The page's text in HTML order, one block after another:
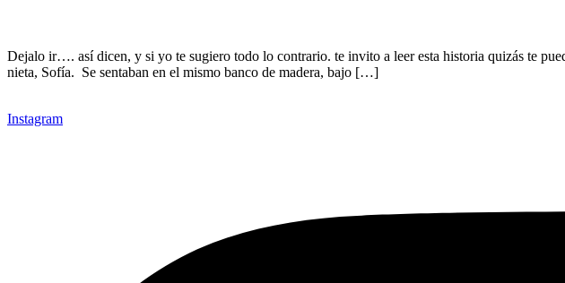
Dejalo ir…. así dicen, y si yo te sugiero todo lo contrario. te invito a leer esta historia quizás te
nieta, Sofía. Se sentaban en el mismo banco de madera, bajo […]
Instagram